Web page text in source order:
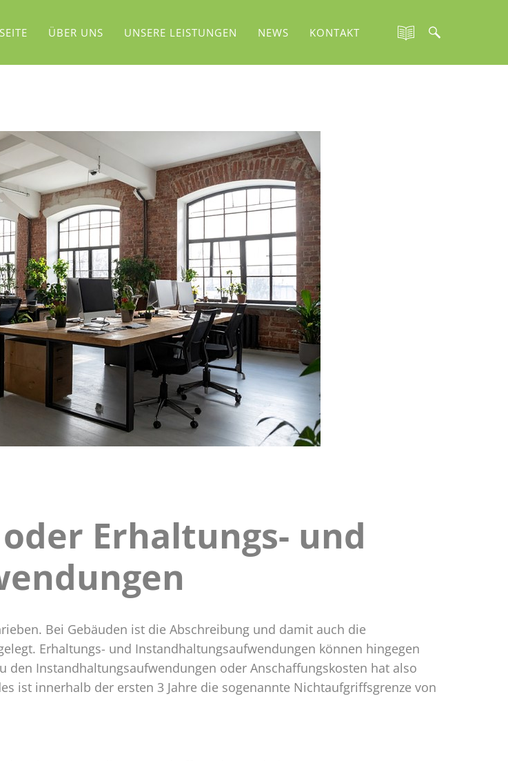
ÜBER UNS UNSERE LEISTUNGEN NEWS KONTAKT
Erhaltungs- und
Bei Gebäuden ist die Abschreibung und damit auch die
Erhaltungs- und Instandhaltungsaufwendungen können hingegen
Instandhaltungsaufwendungen oder Anschaffungskosten hat also
ist innerhalb der ersten 3 Jahre die sogenannte Nichtaufgriffsgrenze von